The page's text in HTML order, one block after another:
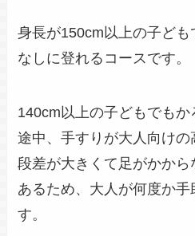
身長が150cm以上の子ど
なしに登れるコースです。
140cm以上の子どもでもか
途中、手すりが大人向けの
段差が大きくて足がかか
あるため、大人が何度か手
す。